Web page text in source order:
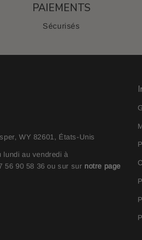
PAIEMENTS
Sécurisés
WY 82601, États-Unis
au vendredi à
56 90 58 36ou sur sur notre page